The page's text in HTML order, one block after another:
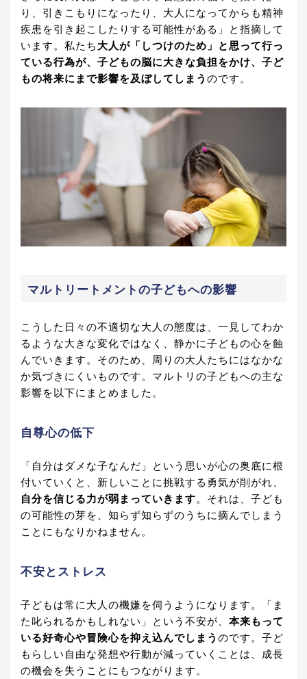
り、引きこもりになったり、大人になってからも精神
疾患を引き起こしたりする可能性がある」と指摘して
います。私たち 大人が「しつけのため」と思って行っ
ている行為が、子どもの脳に大きな負担をかけ、子ど
もの将来にまで影響を及ぼしてしまう のです。
マルトリートメントの子どもへの影響
こうした日々の不適切な大人の態度は、一見してわか
るような大きな変化ではなく、静かに子どもの心を蝕
んでいきます。そのため、周りの大人たちにはなかな
か気づきにくいものです。マルトリの子どもへの主な
影響を以下にまとめました。
自尊心の低下
「自分はダメな子なんだ」という思いが心の奥底に根
付いていくと、新しいことに挑戦する勇気が削がれ、
自分を信じる力が弱まっていきます。それは、子ども
の可能性の芽を、知らず知らずのうちに摘んでしまう
ことにもなりかねません。
不安とストレス
子どもは常に大人の機嫌を伺うようになります。「ま
た叱られるかもしれない」という不安が、 本来もって
いる好奇心や冒険心を抑え込んでしまう のです。子ど
もらしい自由な発想や行動が減っていくことは、成長
の機会を失うことにもつながります。